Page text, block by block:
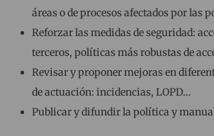
áreas o de procesos afectados por las
Reforzar las medidas de seguridad:
terceros, políticas más robustas de
Revisar y proponer mejoras en
de actuación: incidencias, LOPD…
Publicar y difundir la política y